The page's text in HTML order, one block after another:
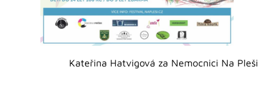
Kateřina Hatvigová za Nemocnici Na Pleši